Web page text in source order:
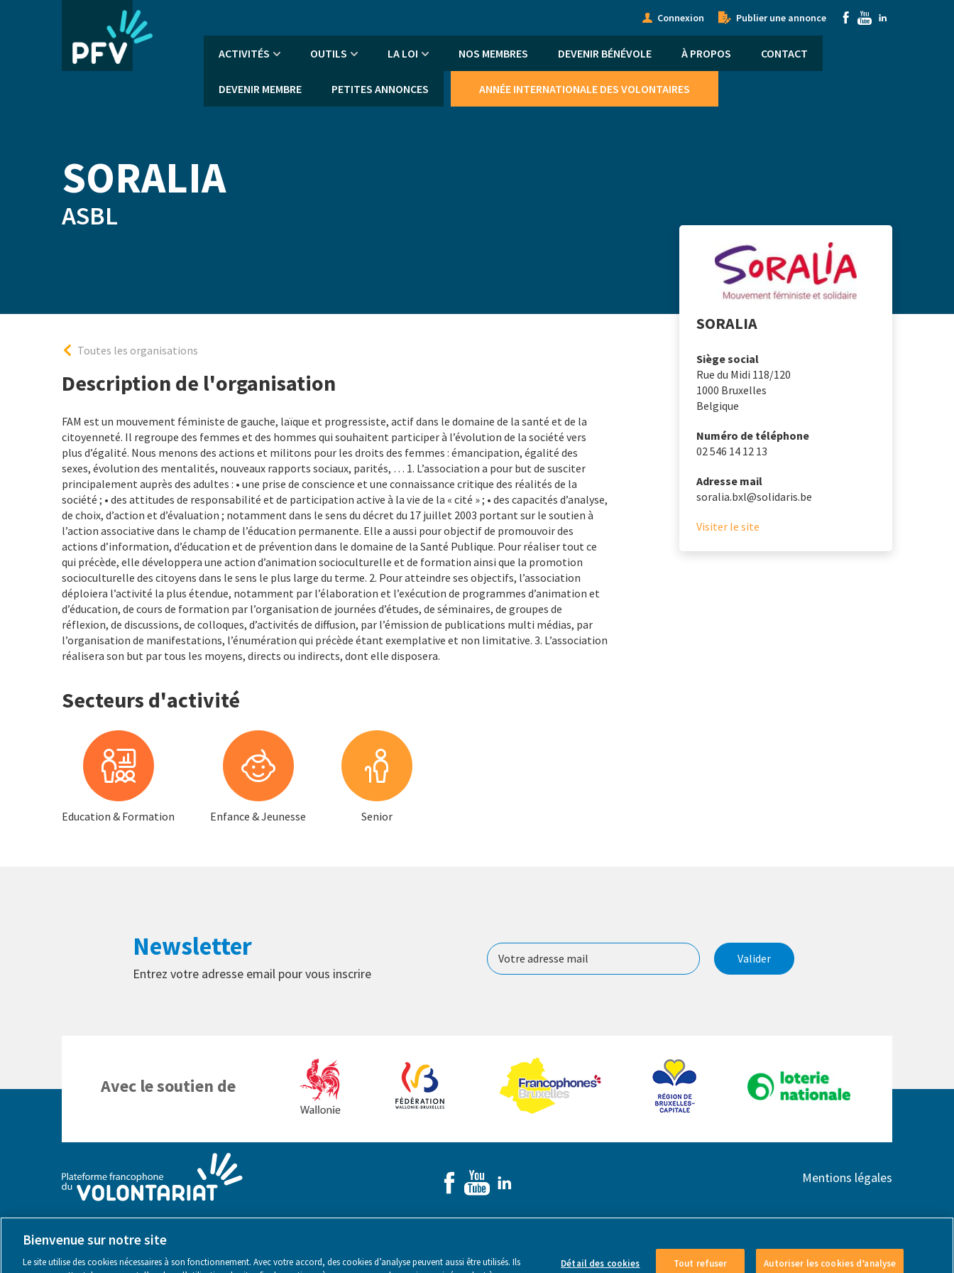
Anonymous
menu
Connexion Publier une annonce
Submenu
Navigation
ACTIVITÉS OUTILS LA LOI NOS MEMBRES DEVENIR BÉNÉVOLE À PROPOS CONTACT
DEVENIR MEMBRE PETITES ANNONCES ANNÉE INTERNATIONALE DES VOLONTAIRES
SORALIA
ASBL
Toutes les organisations
Description de l'organisation
FAM est un mouvement féministe de gauche, laïque et progressiste, actif dans le domaine de la santé et de la
citoyenneté. Il regroupe des femmes et des hommes qui souhaitent participer à l’évolution de la société vers
plus d’égalité. Nous menons des actions et militons pour les droits des femmes : émancipation, égalité des
sexes, évolution des mentalités, nouveaux rapports sociaux, parités, … 1. L’association a pour but de susciter
principalement auprès des adultes : • une prise de conscience et une connaissance critique des réalités de la
société ; • des attitudes de responsabilité et de participation active à la vie de la « cité » ; • des capacités d’analyse,
de choix, d’action et d’évaluation ; notamment dans le sens du décret du 17 juillet 2003 portant sur le soutien à
l’action associative dans le champ de l’éducation permanente. Elle a aussi pour objectif de promouvoir des
actions d’information, d’éducation et de prévention dans le domaine de la Santé Publique. Pour réaliser tout ce
qui précède, elle développera une action d’animation socioculturelle et de formation ainsi que la promotion
socioculturelle des citoyens dans le sens le plus large du terme. 2. Pour atteindre ses objectifs, l’association
déploiera l’activité la plus étendue, notamment par l’élaboration et l’exécution de programmes d’animation et
d’éducation, de cours de formation par l’organisation de journées d’études, de séminaires, de groupes de
réflexion, de discussions, de colloques, d’activités de diffusion, par l’émission de publications multi médias, par
l’organisation de manifestations, l’énumération qui précède étant exemplative et non limitative. 3. L’association
réalisera son but par tous les moyens, directs ou indirects, dont elle disposera.
Secteurs d'activité
Education & Formation Enfance & Jeunesse Senior
SORALIA
Siège social
Rue du Midi 118/120
1000 Bruxelles
Belgique
Numéro de téléphone
02 546 14 12 13
Adresse mail
soralia.bxl@solidaris.be
Visiter le site
Newsletter
Entrez votre adresse email pour vous inscrire
Valider
Avec le soutien de
Mentions légales
Made by Webstanz- Copyright © 2026
Bienvenue sur notre site
Le site utilise des cookies nécessaires à son fonctionnement. Avec votre accord, des cookies d’analyse peuvent aussi être utilisés. Ils
Détail des cookies Tout refuser Autoriser les cookies d’analyse